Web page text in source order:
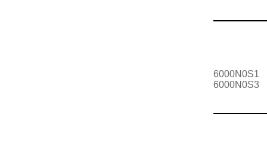
6000N0S1
6000N0S3